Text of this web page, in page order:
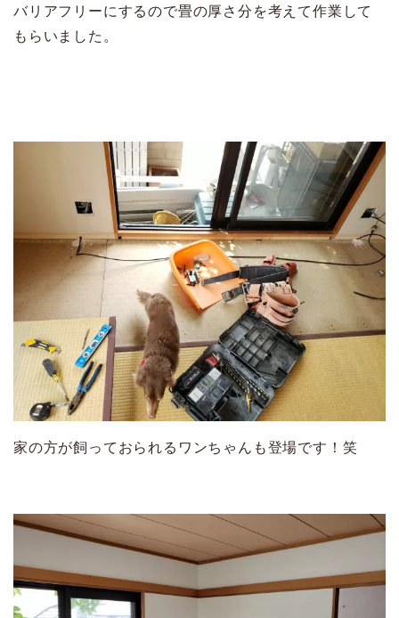
バリアフリーにするので畳の厚さ分を考えて作業して
もらいました。
家の方が飼っておられるワンちゃんも登場です！笑